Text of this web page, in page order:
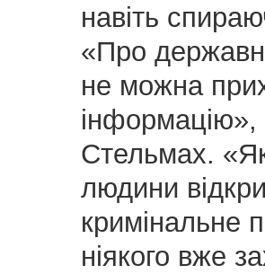
навіть
«Про
не можна
Стельмах.
людини
кримінальне
ніякого вже